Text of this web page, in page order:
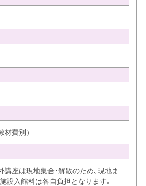
費別）
講座は現地集合･解散のため､現地ま
設入館料は各自負担となります｡